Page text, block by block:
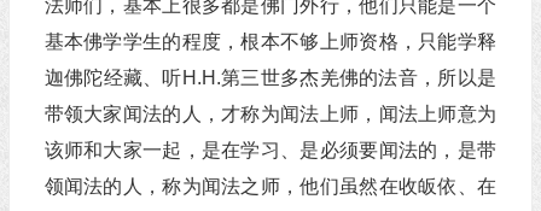
法师们，基本上很多都是佛门外行，他们只能是一个
基本佛学学生的程度，根本不够上师资格，只能学释
迦佛陀经藏、听H.H.第三世多杰羌佛的法音，所以是
带领大家闻法的人，才称为闻法上师，闻法上师意为
该师和大家一起，是在学习、是必须要闻法的，是带
领闻法的人，称为闻法之师，他们虽然在收皈依、在